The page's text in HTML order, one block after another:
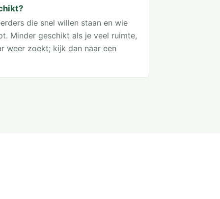
die snel willen staan en wie
Minder geschikt als je veel ruimte,
weer zoekt; kijk dan naar een